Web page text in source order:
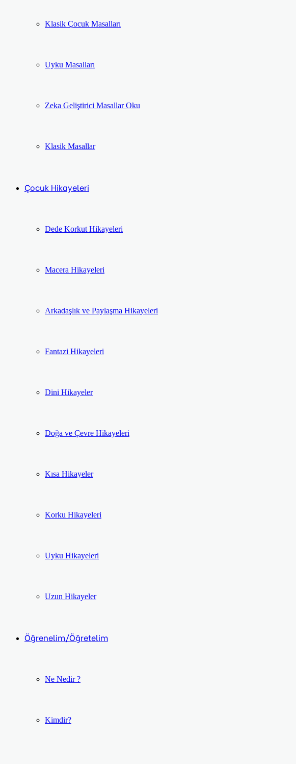
Klasik Çocuk Masalları
Uyku Masalları
Zeka Geliştirici Masallar Oku
Klasik Masallar
Çocuk Hikayeleri
Dede Korkut Hikayeleri
Macera Hikayeleri
Arkadaşlık ve Paylaşma Hikayeleri
Fantazi Hikayeleri
Dini Hikayeler
Doğa ve Çevre Hikayeleri
Kısa Hikayeler
Korku Hikayeleri
Uyku Hikayeleri
Uzun Hikayeler
Öğrenelim/Öğretelim
Ne Nedir ?
Kimdir?